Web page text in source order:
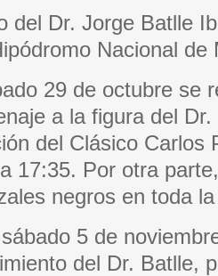
del Dr. Jorge Batlle
Nacional
29 de octubre se
a la figura del
del Clásico Carlos
17:35. Por otra
negros en toda
5 de
del Dr. Batlle,